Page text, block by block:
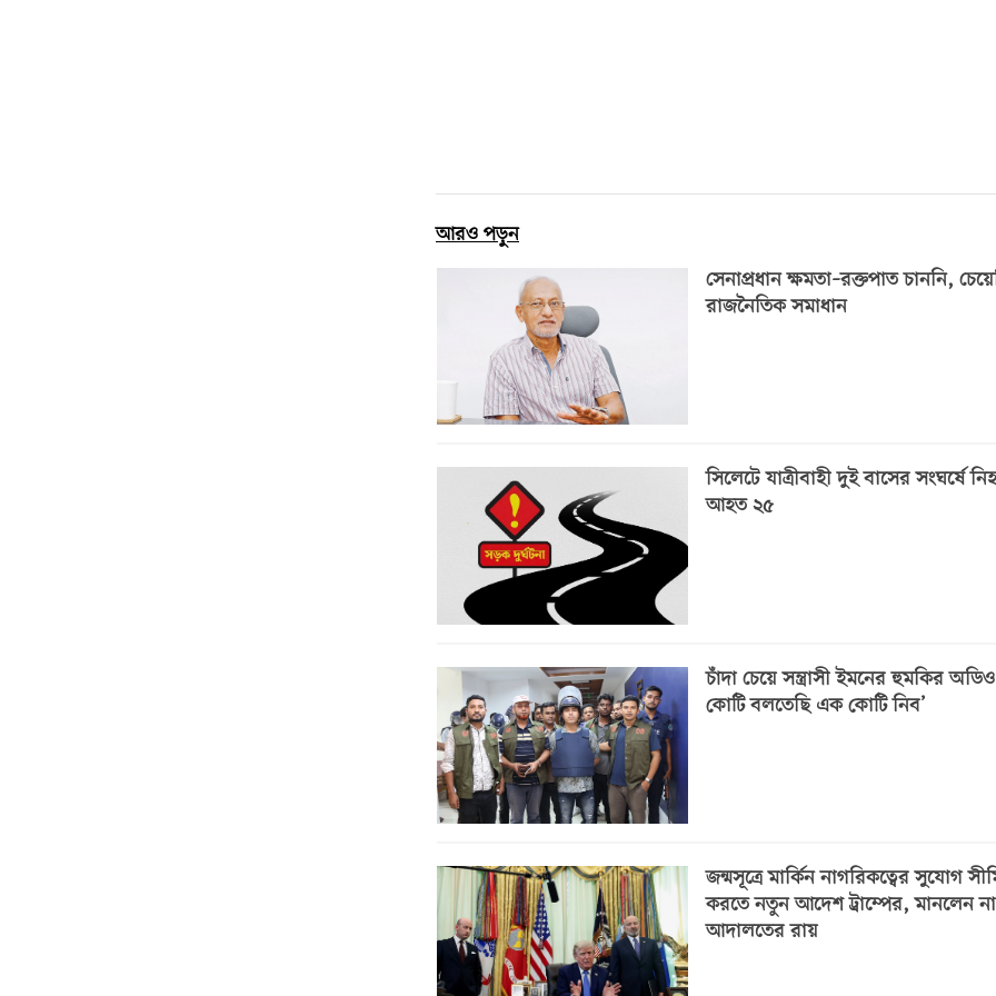
আরও পড়ুন
সেনাপ্রধান ক্ষমতা–রক্তপাত চাননি,
রাজনৈতিক সমাধান
সিলেটে যাত্রীবাহী দুই বাসের সংঘর্ষে
আহত ২৫
চাঁদা চেয়ে সন্ত্রাসী ইমনের হুমকির
কোটি বলতেছি এক কোটি নিব’
জন্মসূত্রে মার্কিন নাগরিকত্বের সুযোগ
করতে নতুন আদেশ ট্রাম্পের, মানলেন না
আদালতের রায়